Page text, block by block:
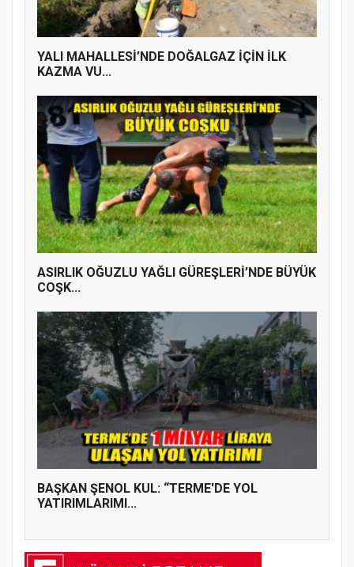
YALI MAHALLESİ’NDE DOĞALGAZ İÇİN İLK
KAZMA VU...
ASIRLIK OĞUZLU YAĞLI GÜREŞLERİ’NDE BÜYÜK
COŞK...
BAŞKAN ŞENOL KUL: “TERME'DE YOL
YATIRIMLARIMI...